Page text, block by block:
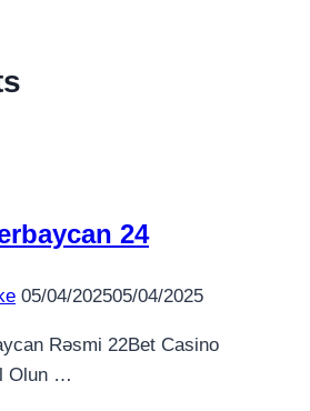
24
05/04/202505/04/2025
Rəsmi 22Bet Casino
Olun …